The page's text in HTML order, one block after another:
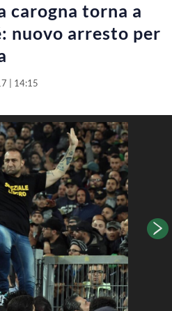
carogna torna a
nuovo arresto per
| 14:15